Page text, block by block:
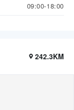
09:00-18:00
242.3KM